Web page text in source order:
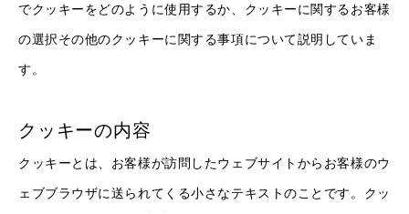
でクッキーをどのように使用するか、クッキーに関するお客様
の選択その他のクッキーに関する事項について説明していま
す。
クッキーの内容
クッキーとは、お客様が訪問したウェブサイトからお客様のウ
ェブブラウザに送られてくる小さなテキストのことです。クッ